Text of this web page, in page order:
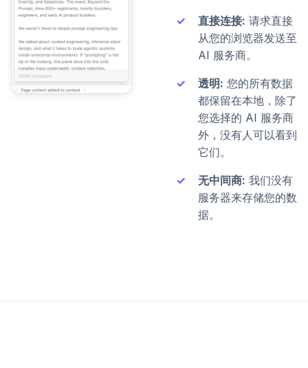
直接连接: 请求直接
从您的浏览器发送至
AI 服务商。
透明: 您的所有数据
都保留在本地，除了
您选择的 AI 服务商
外，没有人可以看到
它们。
无中间商: 我们没有
服务器来存储您的数
据。